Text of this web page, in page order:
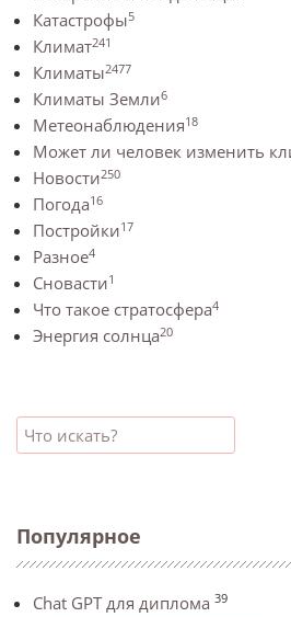
Катастрофы5
Климат241
Климаты2477
Климаты Земли6
Метеонаблюдения18
Может ли человек изменить
Новости250
Погода16
Постройки17
Разное4
Сновасти1
Что такое стратосфера4
Энергия солнца20
Популярное
Chat GPT для диплома 39